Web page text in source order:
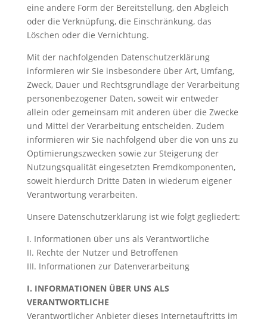
eine andere Form der Bereitstellung, den Abgleich
oder die Verknüpfung, die Einschränkung, das
Löschen oder die Vernichtung.
Mit der nachfolgenden Datenschutzerklärung
informieren wir Sie insbesondere über Art, Umfang,
Zweck, Dauer und Rechtsgrundlage der Verarbeitung
personenbezogener Daten, soweit wir entweder
allein oder gemeinsam mit anderen über die Zwecke
und Mittel der Verarbeitung entscheiden. Zudem
informieren wir Sie nachfolgend über die von uns zu
Optimierungszwecken sowie zur Steigerung der
Nutzungsqualität eingesetzten Fremdkomponenten,
soweit hierdurch Dritte Daten in wiederum eigener
Verantwortung verarbeiten.
Unsere Datenschutzerklärung ist wie folgt gegliedert:
I. Informationen über uns als Verantwortliche
II. Rechte der Nutzer und Betroffenen
III. Informationen zur Datenverarbeitung
I. INFORMATIONEN ÜBER UNS ALS
VERANTWORTLICHE
Verantwortlicher Anbieter dieses Internetauftritts im